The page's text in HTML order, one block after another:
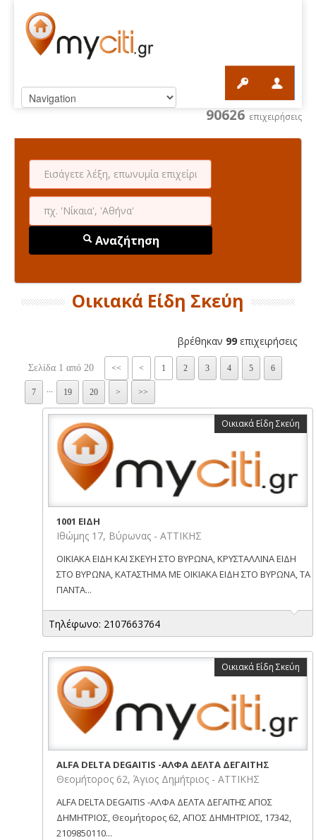
90626 επιχειρήσεις
Αναζήτηση
Οικιακά Είδη Σκεύη
βρέθηκαν 99 επιχειρήσεις
Σελίδα 1 από 20 << < 1 2 3 4 5 6
7 19 20 > >>
Οικιακά Είδη Σκεύη
1001 ΕΙΔΗ
Ιθώμης 17, Βύρωνας - ΑΤΤΙΚΗΣ
ΟΙΚΙΑΚΑ ΕΙΔΗ ΚΑΙ ΣΚΕΥΗ ΣΤΟ ΒΥΡΩΝΑ, ΚΡΥΣΤΑΛΛΙΝΑ ΕΙΔΗ
ΣΤΟ ΒΥΡΩΝΑ, ΚΑΤΑΣΤΗΜΑ ΜΕ ΟΙΚΙΑΚΑ ΕΙΔΗ ΣΤΟ ΒΥΡΩΝΑ, ΤΑ
ΠΑΝΤΑ...
Τηλέφωνο: 2107663764
Οικιακά Είδη Σκεύη
ALFA DELTA DEGAITIS -ΑΛΦΑ ΔΕΛΤΑ ΔΕΓΑΙΤΗΣ
Θεομήτορος 62, Άγιος Δημήτριος - ΑΤΤΙΚΗΣ
ALFA DELTA DEGAITIS -ΑΛΦΑ ΔΕΛΤΑ ΔΕΓΑΙΤΗΣ ΑΓΙΟΣ
ΔΗΜΗΤΡΙΟΣ, Θεομήτορος 62, ΑΓΙΟΣ ΔΗΜΗΤΡΙΟΣ, 17342,
2109850110...